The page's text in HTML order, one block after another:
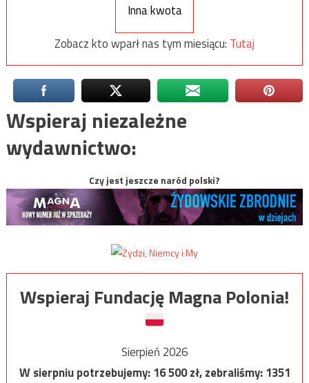
Inna kwota
Zobacz kto wparł nas tym miesiącu: Tutaj
Wspieraj niezależne
wydawnictwo:
Czy jest jeszcze naród polski?
Wspieraj Fundację Magna Polonia!
Sierpień 2026
W sierpniu potrzebujemy:16 500zł, zebraliśmy:1351